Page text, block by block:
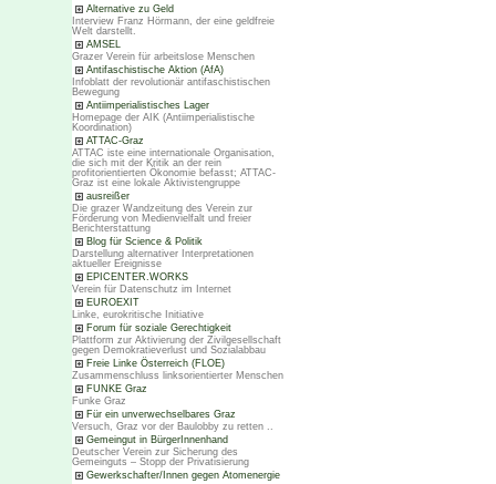
Alternative zu Geld
Interview Franz Hörmann, der eine geldfreie
Welt darstellt.
AMSEL
Grazer Verein für arbeitslose Menschen
Antifaschistische Aktion (AfA)
Infoblatt der revolutionär antifaschistischen
Bewegung
Antiimperialistisches Lager
Homepage der AIK (Antiimperialistische
Koordination)
ATTAC-Graz
ATTAC iste eine internationale Organisation,
die sich mit der Kritik an der rein
profitorientierten Ökonomie befasst; ATTAC-
Graz ist eine lokale Aktivistengruppe
ausreißer
Die grazer Wandzeitung des Verein zur
Förderung von Medienvielfalt und freier
Berichterstattung
Blog für Science & Politik
Darstellung alternativer Interpretationen
aktueller Ereignisse
EPICENTER.WORKS
Verein für Datenschutz im Internet
EUROEXIT
Linke, eurokritische Initiative
Forum für soziale Gerechtigkeit
Plattform zur Aktivierung der Zivilgesellschaft
gegen Demokratieverlust und Sozialabbau
Freie Linke Österreich (FLOE)
Zusammenschluss linksorientierter Menschen
FUNKE Graz
Funke Graz
Für ein unverwechselbares Graz
Versuch, Graz vor der Baulobby zu retten ..
Gemeingut in BürgerInnenhand
Deutscher Verein zur Sicherung des
Gemeinguts – Stopp der Privatisierung
Gewerkschafter/Innen gegen Atomenergie